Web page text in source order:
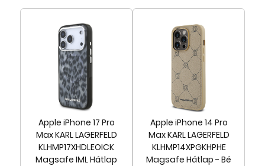
Apple iPhone 17 Pro
Max KARL LAGERFELD
KLHMP17XHDLEOICK
Magsafe IML Hátlap
Apple iPhone 14 Pro
Max KARL LAGERFELD
KLHMP14XPGKHPHE
Magsafe Hátlap - Bé